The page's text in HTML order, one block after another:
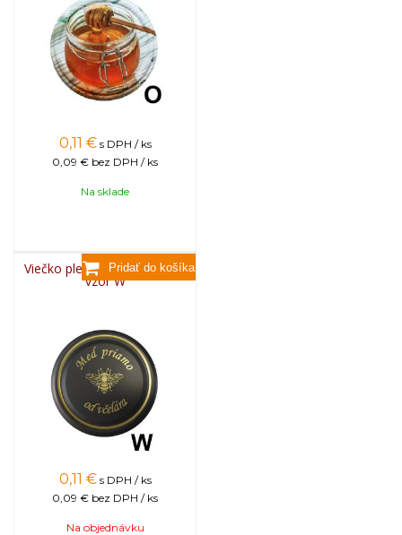
0,11 € s DPH / ks
0,09 € bez DPH / ks
Na sklade
Viečko plechové TWIST 82 -
vzor W
0,11 € s DPH / ks
0,09 € bez DPH / ks
Na objednávku